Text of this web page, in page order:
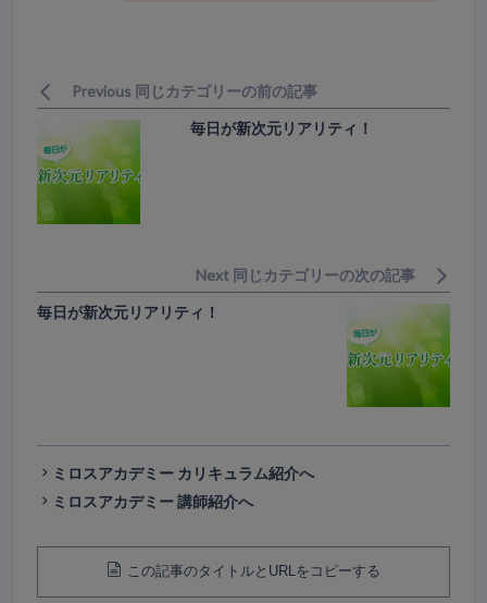
Previous 同じカテゴリーの前の記事
毎日が新次元リアリティ！
Next 同じカテゴリーの次の記事
毎日が新次元リアリティ！
ミロスアカデミー カリキュラム紹介へ
ミロスアカデミー 講師紹介へ
この記事のタイトルとURLをコピーする